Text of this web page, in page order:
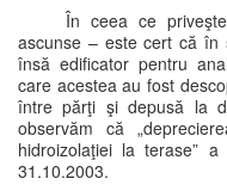
În ceea ce
ascunse – este cert că în
însă edificator pentru
care acestea au fost
între părţi şi depusă la
observăm că
hidroizolaţiei la terase”
31.10.2003.